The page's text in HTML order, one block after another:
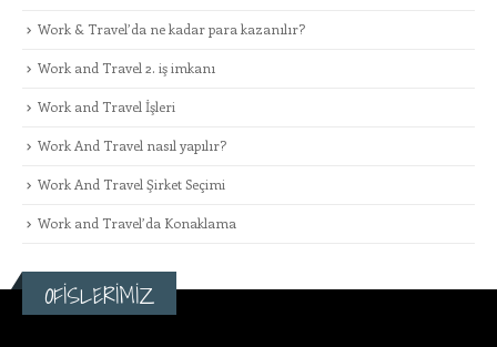
Work & Travel’da ne kadar para kazanılır?
Work and Travel 2. iş imkanı
Work and Travel İşleri
Work And Travel nasıl yapılır?
Work And Travel Şirket Seçimi
Work and Travel’da Konaklama
OFİSLERİMİZ